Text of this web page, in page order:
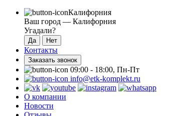
Калифорния
Ваш город — Калифорния
Угадали?
Контакты
Заказать звонок
09:00 - 18:00, Пн-Пт
info@etk-komplekt.ru
О компании
Новости